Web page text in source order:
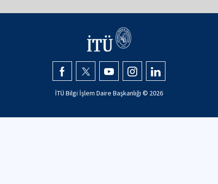
İTÜ Bilgi İşlem Daire Başkanlığı © 2026